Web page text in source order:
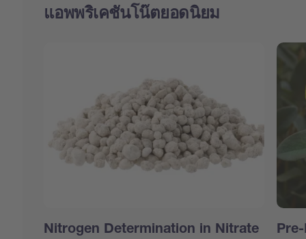
แอพพริเคชันโน๊ตยอดนิยม
Nitrogen Determination in Nitrate